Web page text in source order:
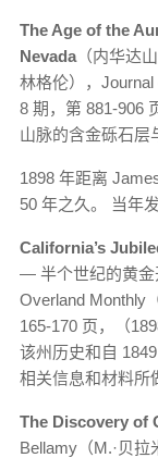
The Age of the
Nevada （内华达
林格伦），
8 期，第 881-906
山脉的含金砾石层
1898 年距离
50 年之久。 当年
California’s
— 半个世纪的黄金
Overland Monthly
165-170 页，（
该州历史和自
相关信息和材料所
The Discovery of
Bellamy（M.·贝拉